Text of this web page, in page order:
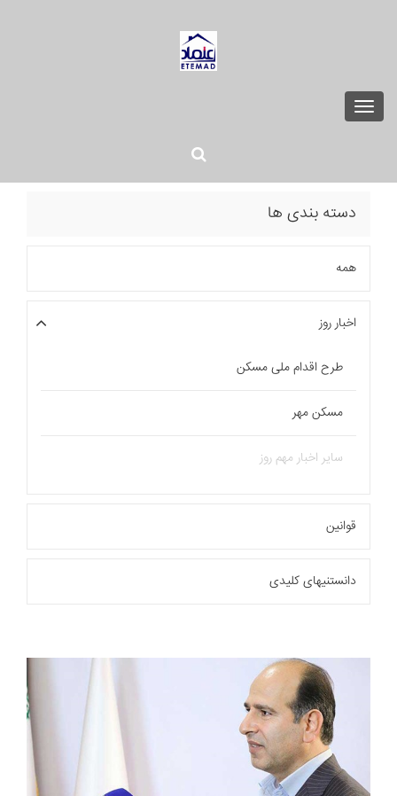
Toggle
navigation
دسته بندی ها
همه
اخبار روز
طرح اقدام ملی مسکن
مسکن مهر
سایر اخبار مهم روز
قوانین
دانستنیهای کلیدی